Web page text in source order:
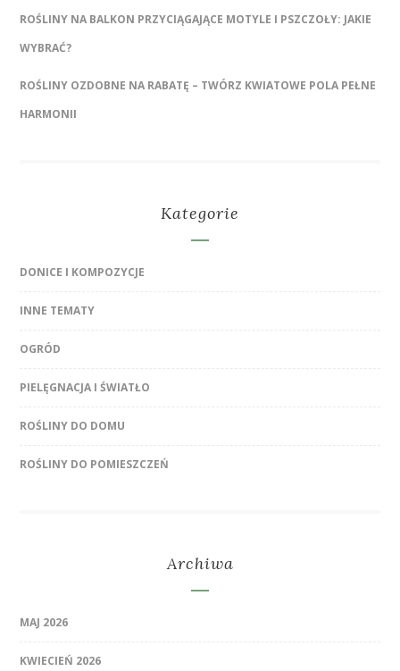
ROŚLINY NA BALKON PRZYCIĄGAJĄCE MOTYLE I PSZCZOŁY: JAKIE
WYBRAĆ?
ROŚLINY OZDOBNE NA RABATĘ – TWÓRZ KWIATOWE POLA PEŁNE
HARMONII
Kategorie
DONICE I KOMPOZYCJE
INNE TEMATY
OGRÓD
PIELĘGNACJA I ŚWIATŁO
ROŚLINY DO DOMU
ROŚLINY DO POMIESZCZEŃ
Archiwa
MAJ 2026
KWIECIEŃ 2026